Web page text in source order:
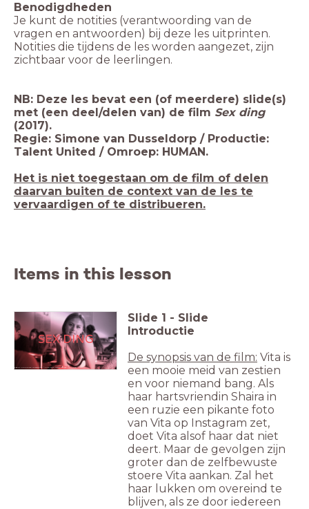
Benodigdheden
Je kunt de notities (verantwoording van de
vragen en antwoorden) bij deze les uitprinten.
Notities die tijdens de les worden aangezet, zijn
zichtbaar voor de leerlingen.
NB: Deze les bevat een (of meerdere) slide(s)
met (een deel/delen van) de film Sex ding
Regie: Simone van Dusseldorp / Productie:
Het is niet toegestaan om de film of delen
daarvan buiten de context van de les te
vervaardigen of te distribueren.
Items in this lesson
SEX DING
Slide 1 - Slide
Introductie
De synopsis van de film: Vita is
een mooie meid van zestien
en voor niemand bang. Als
haar hartsvriendin Shaira in
een ruzie een pikante foto
van Vita op Instagram zet,
doet Vita alsof haar dat niet
deert. Maar de gevolgen zijn
groter dan de zelfbewuste
stoere Vita aankan. Zal het
haar lukken om overeind te
blijven, als ze door iedereen